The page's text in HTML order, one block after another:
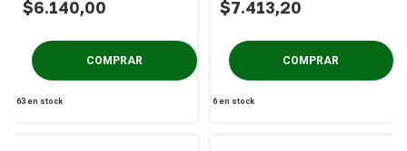
$6.140,00
63en stock
$7.413,20
6en stock